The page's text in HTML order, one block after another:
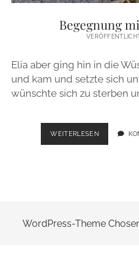
Begegnung
Elia aber ging hin in die
und kam und setzte sich
wünschte sich zu sterben
WEITERLESEN
MIT
WordPress-Theme